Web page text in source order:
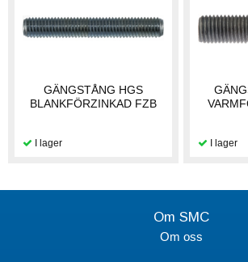
GÄNGSTÅNG HGS
BLANKFÖRZINKAD FZB
Om SMC
Om oss